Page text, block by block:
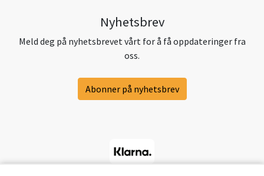
Nyhetsbrev
Meld deg på nyhetsbrevet vårt for å få oppdateringer fra
oss.
Abonner på nyhetsbrev